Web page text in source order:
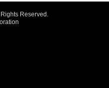
Reserved.